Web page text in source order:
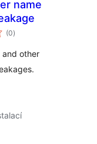
name
(0celkové
hodnocení
)
and other